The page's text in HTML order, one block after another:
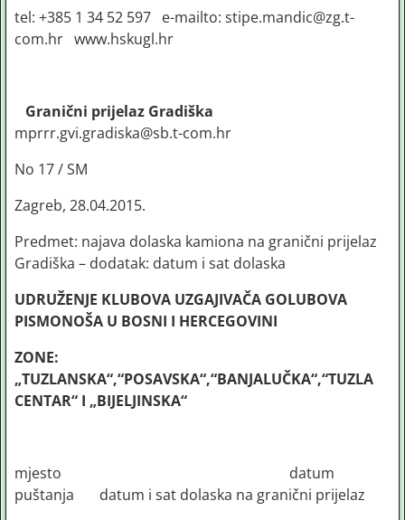
tel: +385 1 34 52 597 e-mailto: stipe.mandic@zg.t-
com.hr www.hskugl.hr
Granični prijelaz Gradiška
mprrr.gvi.gradiska@sb.t-com.hr
No 17 / SM
Zagreb, 28.04.2015.
Predmet: najava dolaska kamiona na granični prijelaz
Gradiška – dodatak: datum i sat dolaska
UDRUŽENJE KLUBOVA UZGAJIVAČA GOLUBOVA
PISMONOŠA U BOSNI I HERCEGOVINI
ZONE:
„TUZLANSKA“,“POSAVSKA“,“BANJALUČKA“,“TUZLA
CENTAR“ I „BIJELJINSKA“
mjesto datum
puštanja datum i sat dolaska na granični prijelaz